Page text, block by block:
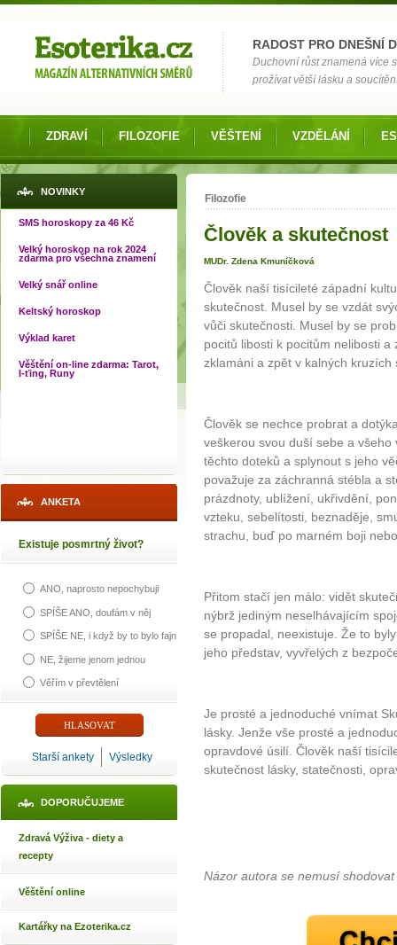
RADOST PRO DNEŠNÍ
Duchovní růst znamená více
prožívat větší lásku a
ZDRAVÍ FILOZOFIE VĚŠTENÍ VZDĚLÁNÍ
NOVINKY
SMS horoskopy za 46 Kč
Velký horoskop na rok 2024
zdarma pro všechna znamení
Velký snář online
Keltský horoskop
Výklad karet
Věštění on-line zdarma: Tarot,
I-ťing, Runy
ANKETA
Existuje posmrtný život?
ANO, naprosto nepochybuji
SPÍŠE ANO, doufám v něj
SPÍŠE NE, i když by to bylo fajn
NE, žijeme jenom jednou
Věřím v převtělení
Starší ankety Výsledky
DOPORUČUJEME
Zdravá Výživa - diety a
recepty
Věštění online
Kartářky na Ezoterika.cz
Jste zde
Filozofie
Člověk a skutečnost
MUDr. Zdena Kmuníčková
Člověk naší tisícileté západní
skutečnost. Musel by se vzdát
vůči skutečnosti. Musel by se
pocitů libosti k pocitům nelibosti
zklamáni a zpět v kalných kruzích
Člověk se nechce probrat a
veškerou svou duší sebe a
těchto doteků a splynout s jeho
považuje za záchranná stébla a
prázdnoty, ublížení, ukřivdění,
vzteku, sebelítosti, beznaděje,
strachu, buď po marném boji
Přitom stačí jen málo: vidět
nýbrž jediným neselhávajícím
se propadal, neexistuje. Že to
jeho představ, vyvřelých z
Je prosté a jednoduché vnímat
lásky. Jenže vše prosté a
opravdové úsilí. Člověk naší
skutečnost lásky, statečnosti,
Názor autora se nemusí